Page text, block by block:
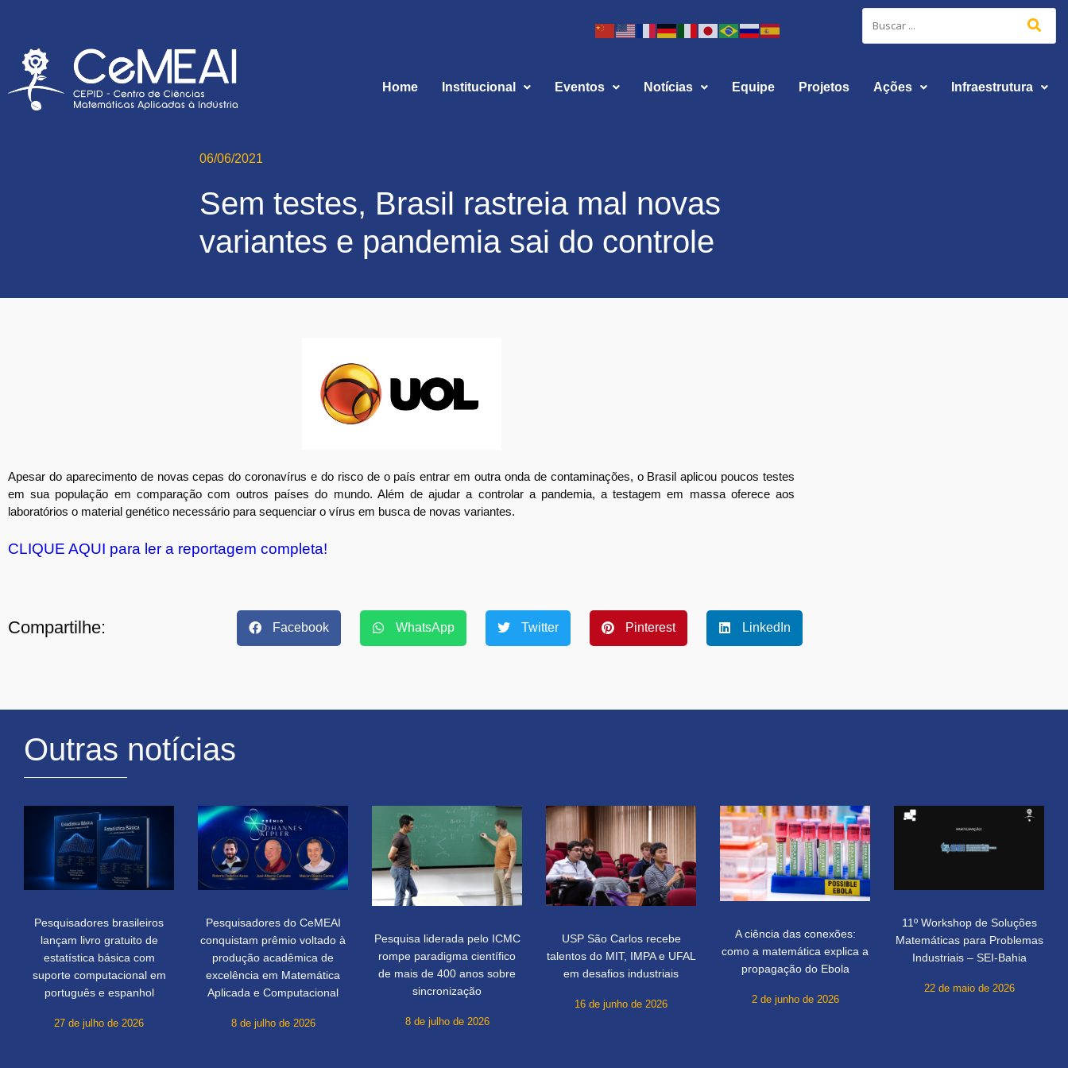
Home Institucional Eventos Notícias Equipe Projetos Ações Infraestrutura
06/06/2021
Sem testes, Brasil rastreia mal novas
variantes e pandemia sai do controle
Apesar do aparecimento de novas cepas do coronavírus e do risco de o país entrar em outra onda de contaminações, o Brasil aplicou poucos testes
em sua população em comparação com outros países do mundo. Além de ajudar a controlar a pandemia, a testagem em massa oferece aos
laboratórios o material genético necessário para sequenciar o vírus em busca de novas variantes.
CLIQUE AQUI para ler a reportagem completa!
Compartilhe: Facebook WhatsApp Twitter Pinterest LinkedIn
Outras notícias
Pesquisadores brasileiros
lançam livro gratuito de
estatística básica com
suporte computacional em
português e espanhol
27 de julho de 2026
Pesquisadores do CeMEAI
conquistam prêmio voltado à
produção acadêmica de
excelência em Matemática
Aplicada e Computacional
8 de julho de 2026
Pesquisa liderada pelo ICMC
rompe paradigma científico
de mais de 400 anos sobre
sincronização
8 de julho de 2026
USP São Carlos recebe
talentos do MIT, IMPA e UFAL
em desafios industriais
16 de junho de 2026
A ciência das conexões:
como a matemática explica a
propagação do Ebola
2 de junho de 2026
11º Workshop de Soluções
Matemáticas para Problemas
Industriais – SEI-Bahia
22 de maio de 2026